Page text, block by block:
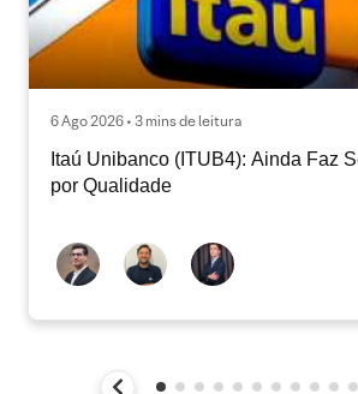
6 Ago 2026 • 3 mins de leitura
Itaú Unibanco (ITUB4): Ainda Faz
por Qualidade